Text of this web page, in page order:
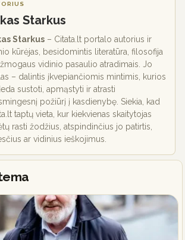
Starkus
Starkus – Citata.lt portalo autorius ir
kūrėjas, besidomintis literatūra, filosofija
vidinio pasaulio atradimais. Jo
– dalintis įkvepiančiomis mintimis, kurios
sustoti, apmąstyti ir atrasti
požiūrį į kasdienybę. Siekia, kad
taptų vieta, kur kiekvienas skaitytojas
rasti žodžius, atspindinčius jo patirtis,
ar vidinius ieškojimus.